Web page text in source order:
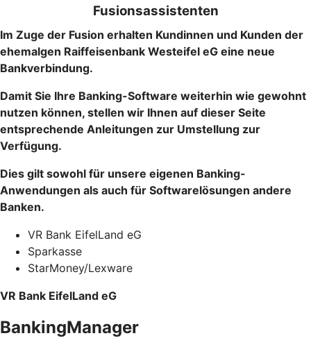
Fusionsassistenten
Im Zuge der Fusion erhalten Kundinnen und Kunden der
ehemalgen Raiffeisenbank Westeifel eG eine neue
Bankverbindung.
Damit Sie Ihre Banking-Software weiterhin wie gewohnt
nutzen können, stellen wir Ihnen auf dieser Seite
entsprechende Anleitungen zur Umstellung zur
Verfügung.
Dies gilt sowohl für unsere eigenen Banking-
Anwendungen als auch für Softwarelösungen andere
Banken.
VR Bank EifelLand eG
Sparkasse
StarMoney/Lexware
VR Bank EifelLand eG
BankingManager